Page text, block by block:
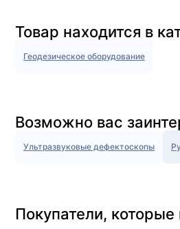
Товар находится в
Геодезическое оборудование
Возможно вас
Ультразвуковые дефектоскопы
Покупатели,